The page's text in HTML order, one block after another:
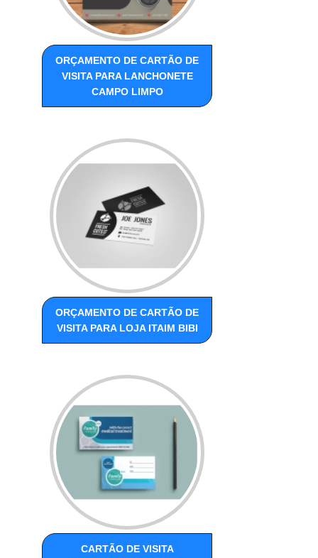
ORÇAMENTO DE CARTÃO DE
VISITA PARA LANCHONETE
CAMPO LIMPO
ORÇAMENTO DE CARTÃO DE
VISITA PARA LOJA ITAIM BIBI
CARTÃO DE VISITA